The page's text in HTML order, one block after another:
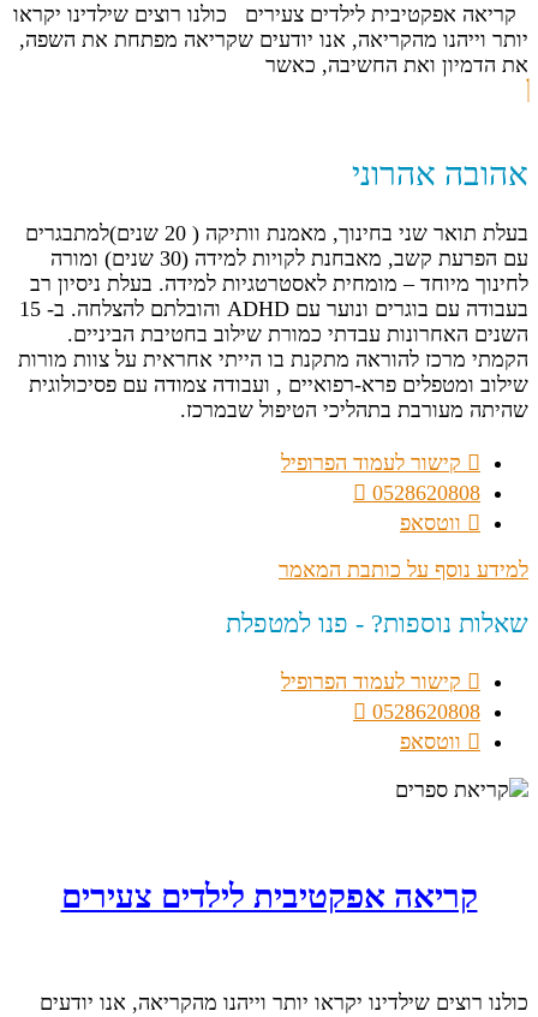
קריאה אפקטיבית לילדים צעירים כולנו רוצים שילדינו יקראו
יותר וייהנו מהקריאה, אנו יודעים שקריאה מפתחת את השפה,
את הדמיון ואת החשיבה, כאשר
אהובה אהרוני
בעלת תואר שני בחינוך, מאמנת וותיקה ( 20 שנים)למתבגרים
עם הפרעת קשב, מאבחנת לקויות למידה (30 שנים) ומורה
לחינוך מיוחד – מומחית לאסטרטגיות למידה. בעלת ניסיון רב
בעבודה עם בוגרים ונוער עם ADHD והובלתם להצלחה. ב- 15
השנים האחרונות עבדתי כמורת שילוב בחטיבת הביניים.
הקמתי מרכז להוראה מתקנת בו הייתי אחראית על צוות מורות
שילוב ומטפלים פרא-רפואיים , ועבודה צמודה עם פסיכולוגית
שהיתה מעורבת בתהליכי הטיפול שבמרכז.
קישור לעמוד הפרופיל
0528620808
ווטסאפ
למידע נוסף על כותבת המאמר
שאלות נוספות? - פנו למטפלת
קישור לעמוד הפרופיל
0528620808
ווטסאפ
קריאה אפקטיבית לילדים צעירים
כולנו רוצים שילדינו יקראו יותר וייהנו מהקריאה, אנו יודעים